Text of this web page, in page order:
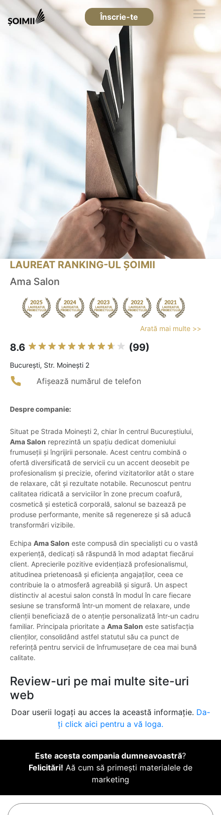
Înscrie-te
LAUREAT RANKING-UL ȘOIMII
Ama Salon
Arată mai multe >>
8.6 (99)
Bucureşti, Str. Moinești 2
Afișează numărul de telefon
Despre companie:
Situat pe Strada Moinești 2, chiar în centrul Bucureștiului,
Ama Salon reprezintă un spațiu dedicat domeniului
frumuseții și îngrijirii personale. Acest centru combină o
ofertă diversificată de servicii cu un accent deosebit pe
profesionalism și precizie, oferind vizitatorilor atât o stare
de relaxare, cât și rezultate notabile. Recunoscut pentru
calitatea ridicată a serviciilor în zone precum coafură,
cosmetică și estetică corporală, salonul se bazează pe
produse performante, menite să regenereze și să aducă
transformări vizibile.
Echipa Ama Salon este compusă din specialiști cu o vastă
experiență, dedicați să răspundă în mod adaptat fiecărui
client. Aprecierile pozitive evidențiază profesionalismul,
atitudinea prietenoasă și eficiența angajaților, ceea ce
contribuie la o atmosferă agreabilă și sigură. Un aspect
distinctiv al acestui salon constă în modul în care fiecare
sesiune se transformă într-un moment de relaxare, unde
clienții beneficiază de o atenție personalizată într-un cadru
familiar. Principala prioritate a Ama Salon este satisfacția
clienților, consolidând astfel statutul său ca punct de
referință pentru servicii de înfrumusețare de cea mai bună
calitate.
Review-uri pe mai multe site-uri
web
Doar userii logați au acces la această informație. Da-
ți click aici pentru a vă loga.
Este acesta compania dumneavoastră?
Felicitări! Aă cum să primești materialele de
marketing